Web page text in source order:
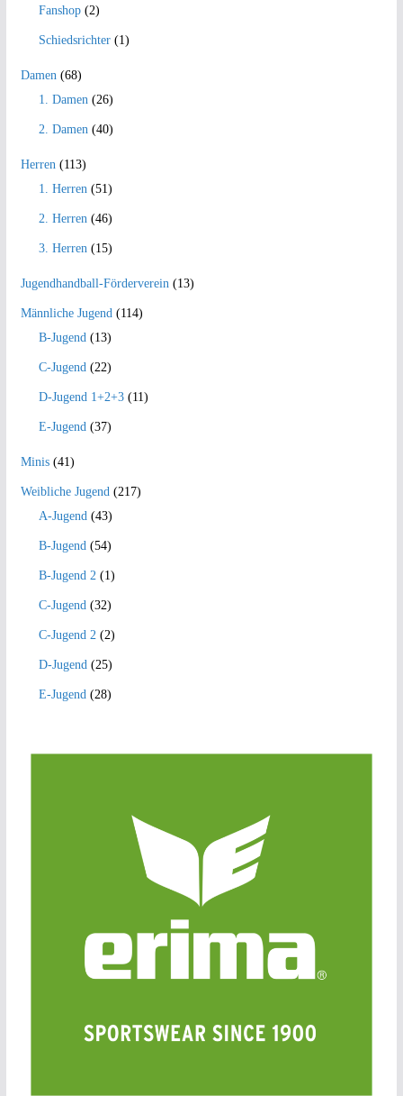
Fanshop(2)
Schiedsrichter(1)
Damen (68)
1. Damen (26)
2. Damen (40)
Herren (113)
1. Herren (51)
2. Herren (46)
3. Herren (15)
Jugendhandball-Förderverein (13)
Männliche Jugend (114)
B-Jugend (13)
C-Jugend (22)
D-Jugend 1+2+3(11)
E-Jugend (37)
Minis(41)
Weibliche Jugend (217)
A-Jugend (43)
B-Jugend (54)
B-Jugend 2 (1)
C-Jugend (32)
C-Jugend 2 (2)
D-Jugend (25)
E-Jugend (28)